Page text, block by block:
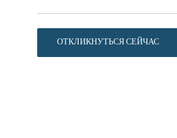
ОТКЛИКНУТЬСЯ СЕЙЧАС